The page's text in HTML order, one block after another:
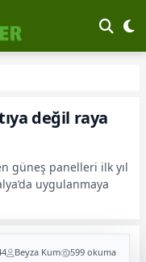
değil raya
güneş panelleri ilk yıl
uygulanmaya
Beyza Kum 599 okuma